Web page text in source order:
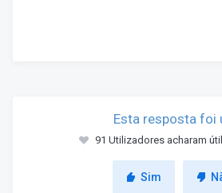
Esta resposta foi
91 Utilizadores acharam
Sim